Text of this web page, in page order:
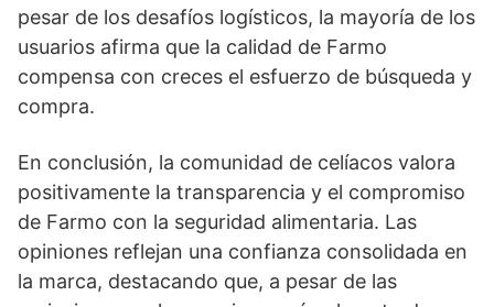
pesar de los desafíos logísticos, la mayoría de los
usuarios afirma que la calidad de Farmo
compensa con creces el esfuerzo de búsqueda y
compra.
En conclusión, la comunidad de celíacos valora
positivamente la transparencia y el compromiso
de Farmo con la seguridad alimentaria. Las
opiniones reflejan una confianza consolidada en
la marca, destacando que, a pesar de las